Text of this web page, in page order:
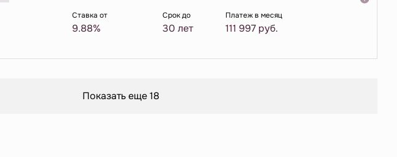
Ставка от
9.88%
Срок до
30 лет
Платеж в месяц
111 997 руб.
Показать еще 18